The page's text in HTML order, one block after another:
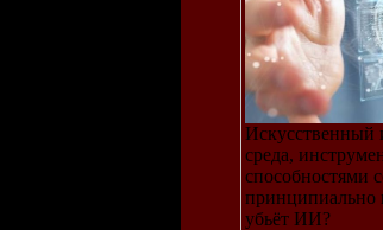
Искусственный
среда,
способностями
принципиально
убьёт ИИ?